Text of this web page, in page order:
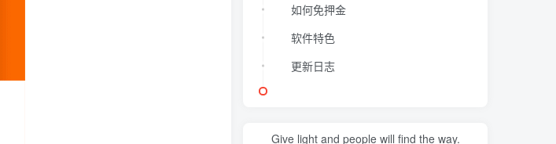
如何免押金
软件特色
更新日志
Give light and people will find the way.